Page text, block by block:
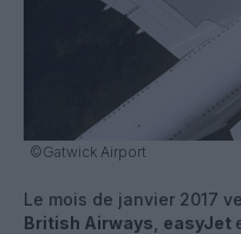
©Gatwick Airport
Le mois de janvier 2017
British Airways easyJet